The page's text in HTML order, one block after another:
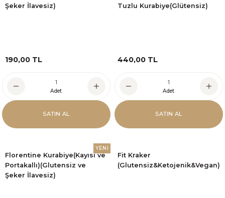
Şeker İlavesiz)
190,00 TL
Adet
SATIN AL
Tuzlu Kurabiye(Glütensiz)
440,00 TL
Adet
SATIN AL
YENİ
Florentine Kurabiye(Kayısı ve
Portakallı)(Glutensiz ve
Şeker İlavesiz)
Fit Kraker
(Glutensiz&Ketojenik&Vegan)